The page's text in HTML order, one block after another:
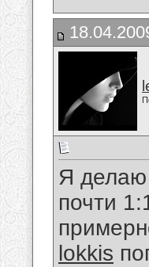
Я делаю
почти
lokkis